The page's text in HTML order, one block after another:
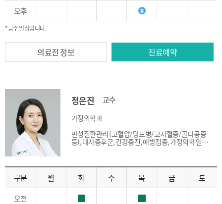
오후
*금주 일정입니다.
의료진 정보 진료예약
정은진 교수
가정의학과
만성질환관리 (고혈압/당뇨병/고지혈증/골다공증
등), 대사증후군, 건강증진, 예방접종, 가정의학 일반
구분 월 화 수 목 금
토
오전